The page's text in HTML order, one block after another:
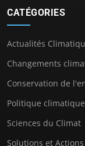
CATÉGORIES
Actualités
Changements
Conservation de
Politique climatique
Sciences du Climat
Solutions et Actions